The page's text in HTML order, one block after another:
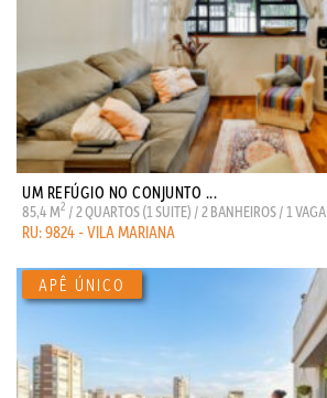
UM REFÚGIO NO CONJUNTO ...
85,4 M2 / 2 QUARTOS (1 SUITE) / 2 BANHEIROS / 1 VAGA
RU: 9824 - VILA MARIANA